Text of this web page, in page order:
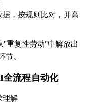
，按规则比对，并高
"重复性劳动"中解放出
节。
流程自动化
理解